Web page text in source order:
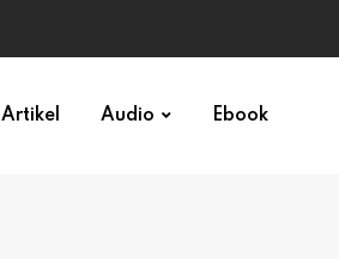
Artikel Audio Ebook